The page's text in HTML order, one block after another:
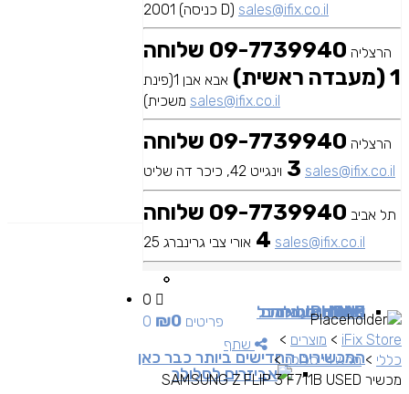
2001 (כניסה D) sales@ifix.co.il
הרצליה
09-7739940 שלוחה
1 (מעבדה ראשית)
אבא אבן 1(פינת
משכית) sales@ifix.co.il
הרצליה
09-7739940 שלוחה
3 וינגייט 42, כיכר דה שליט sales@ifix.co.il
תל אביב
09-7739940 שלוחה
4 אורי צבי גרינברג 25 sales@ifix.co.il
0
0 פריטים
₪0 IPHONE
IPAD
MAC
אביזרים
אביזרים לסלולר
מכשירי סלולרכל
המכשירים החדישים ביותר כבר כאן
שירותי מעבדה
כבלים ומתאמים
שתף iFix Store
> מוצרים >
כללי >מכשירי סלולר>
מכשיר SAMSUNG Z FLIP 3 F711B USED